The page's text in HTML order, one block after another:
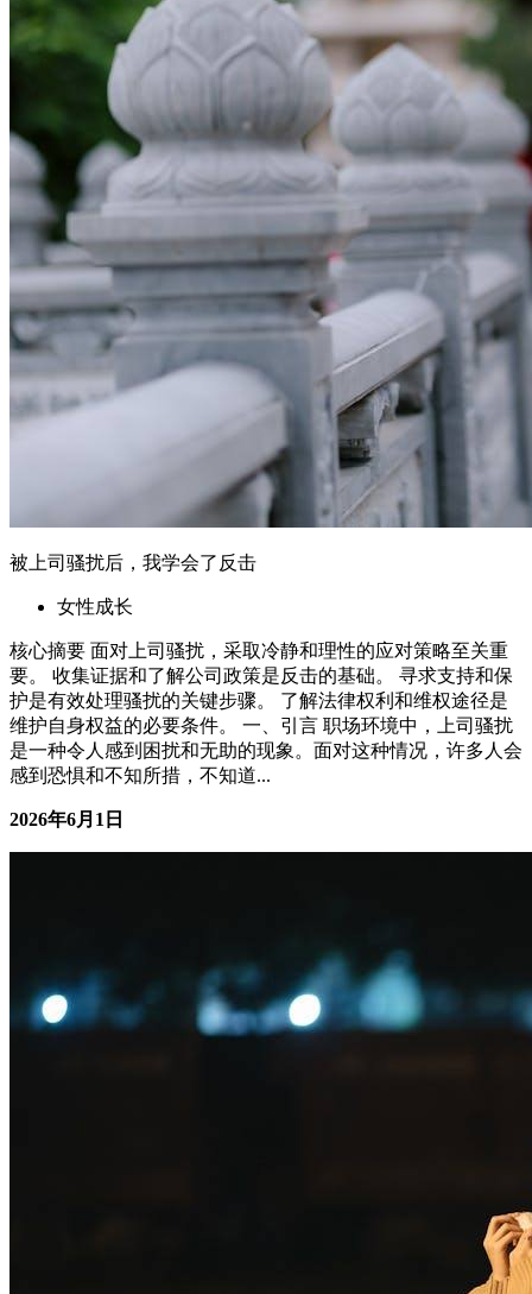
被上司骚扰后，我学会了反击
女性成长
核心摘要 面对上司骚扰，采取冷静和理性的应对策略至关重
要。 收集证据和了解公司政策是反击的基础。 寻求支持和保
护是有效处理骚扰的关键步骤。 了解法律权利和维权途径是
维护自身权益的必要条件。 一、引言 职场环境中，上司骚扰
是一种令人感到困扰和无助的现象。面对这种情况，许多人会
感到恐惧和不知所措，不知道...
2026年6月1日